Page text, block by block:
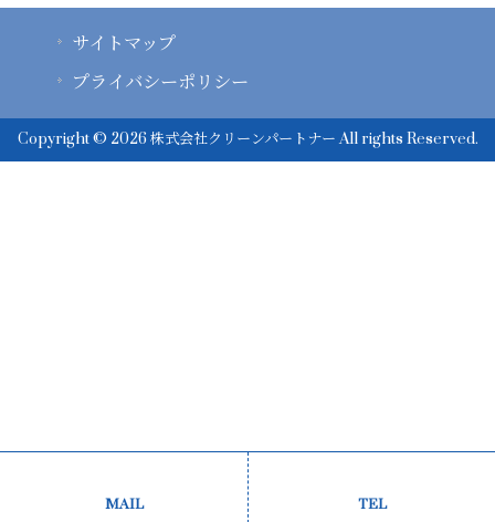
サイトマップ
プライバシーポリシー
Copyright © 2026 株式会社クリーンパートナー All rights Reserved.
MAIL TEL